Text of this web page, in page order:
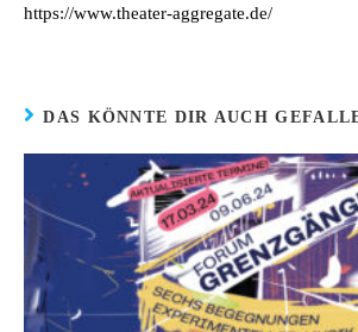
https://www.theater-aggregate.de/
DAS KÖNNTE DIR AUCH